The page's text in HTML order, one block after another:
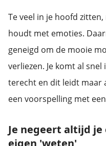
Te veel in je hoofd
houdt met emoties.
geneigd om de mooie
verliezen. Je komt al
terecht en dit leidt maar
een voorspelling met
Je negeert altijd je
eigen 'weten'